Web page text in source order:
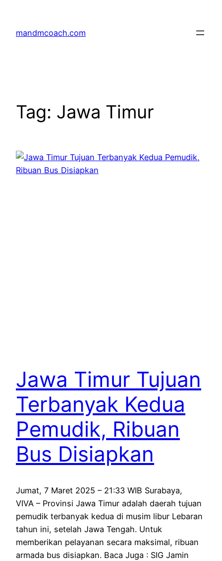
content
mandmcoach.com
Tag: Jawa Timur
Jawa Timur Tujuan
Terbanyak Kedua
Pemudik, Ribuan
Bus Disiapkan
Jumat, 7 Maret 2025 – 21:33 WIB Surabaya,
VIVA – Provinsi Jawa Timur adalah daerah tujuan
pemudik terbanyak kedua di musim libur Lebaran
tahun ini, setelah Jawa Tengah. Untuk
memberikan pelayanan secara maksimal, ribuan
armada bus disiapkan. Baca Juga : SIG Jamin